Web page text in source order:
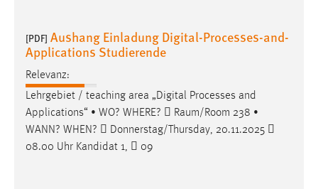
[PDF] Aushang Einladung Digital-Processes-and-
Applications Studierende
Relevanz:
Lehrgebiet / teaching area „Digital Processes and
Applications“ • WO? WHERE?  Raum/Room 238 •
WANN? WHEN?  Donnerstag/Thursday, 20.11.2025 
08.00 Uhr Kandidat 1,  09